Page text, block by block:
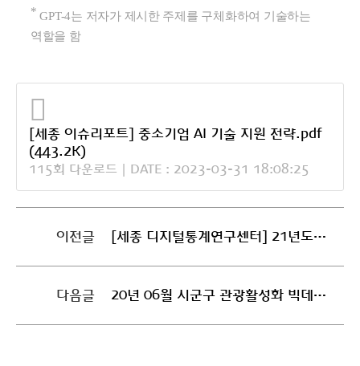
* GPT-4는 저자가 제시한 주제를 구체화하여 기술하는
역할을 함
[세종 이슈리포트] 중소기업 AI 기술 지원 전략.pdf
(443.2K)
115회 다운로드 | DATE : 2023-03-31 18:08:25
이전글 [세종 디지털통계연구센터] 21년도 시도별 인공지능 산업 통계보고서
다음글 20년 06월 시군구 관광활성화 빅데이터 통계자료